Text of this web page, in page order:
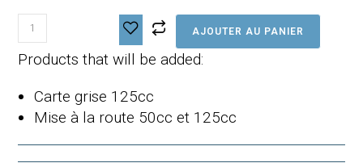
Vmoto
CPX
ABS
AJOUTER AU PANIER
Products that will be added:
Carte grise 125cc
Mise à la route 50cc et 125cc